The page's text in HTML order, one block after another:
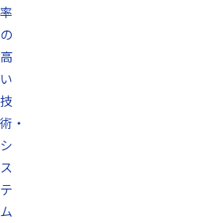
率
の
高
い
技
術・
シ
ス
テ
ム